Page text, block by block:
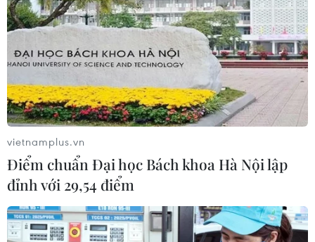
vietnamplus.vn
Điểm chuẩn Đại học Bách khoa Hà Nội lập
đỉnh với 29,54 điểm